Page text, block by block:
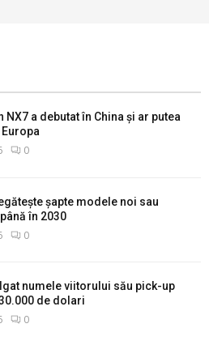
NX7 a debutat în China și ar putea
0
șapte modele noi sau
în 2030
0
numele viitorului său pick-up
de dolari
0